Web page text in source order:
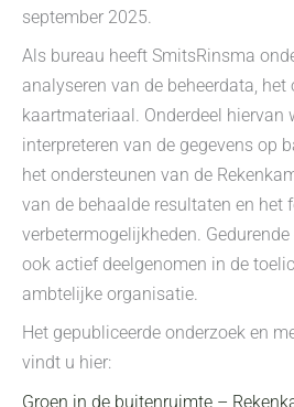
september 2025.
Als bureau heeft SmitsRinsma
analyseren van de beheerdata, het
kaartmateriaal. Onderdeel hiervan
interpreteren van de gegevens op
het ondersteunen van de
van de behaalde resultaten en het
verbetermogelijkheden.
ook actief deelgenomen in de
ambtelijke organisatie.
Het gepubliceerde onderzoek en
vindt u hier:
Groen in de buitenruimte –